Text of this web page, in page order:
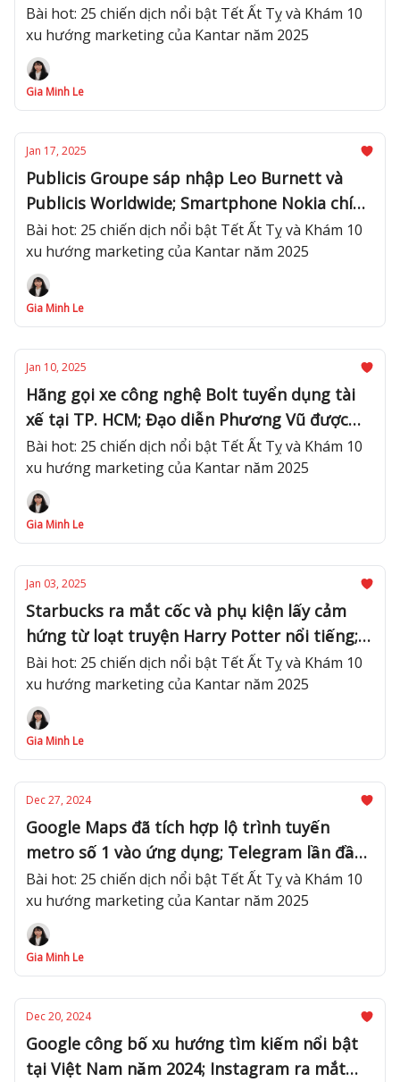
cấm quảng bá cho thương hiệu kem Celano
Bài hot: 25 chiến dịch nổi bật Tết Ất Tỵ và Khám 10
xu hướng marketing của Kantar năm 2025
Gia Minh Le
Jan 17, 2025
Publicis Groupe sáp nhập Leo Burnett và
Publicis Worldwide; Smartphone Nokia chính
thức bị khai tử sau 8 năm được hồi sinh
Bài hot: 25 chiến dịch nổi bật Tết Ất Tỵ và Khám 10
xu hướng marketing của Kantar năm 2025
Gia Minh Le
Jan 10, 2025
Hãng gọi xe công nghệ Bolt tuyển dụng tài
xế tại TP. HCM; Đạo diễn Phương Vũ được
vinh danh trong danh sách Directors Of The
Year 2024
Bài hot: 25 chiến dịch nổi bật Tết Ất Tỵ và Khám 10
xu hướng marketing của Kantar năm 2025
Gia Minh Le
Jan 03, 2025
Starbucks ra mắt cốc và phụ kiện lấy cảm
hứng từ loạt truyện Harry Potter nổi tiếng;
Biti’s Hunter hợp tác cùng Production House
FMN Media và Soobin Hoàng Sơn ra mắt MV
mới
Bài hot: 25 chiến dịch nổi bật Tết Ất Tỵ và Khám 10
xu hướng marketing của Kantar năm 2025
Gia Minh Le
Dec 27, 2024
Google Maps đã tích hợp lộ trình tuyến
metro số 1 vào ứng dụng; Telegram lần đầu
có lãi sau 11 năm thành lập
Bài hot: 25 chiến dịch nổi bật Tết Ất Tỵ và Khám 10
xu hướng marketing của Kantar năm 2025
Gia Minh Le
Dec 20, 2024
Google công bố xu hướng tìm kiếm nổi bật
tại Việt Nam năm 2024; Instagram ra mắt